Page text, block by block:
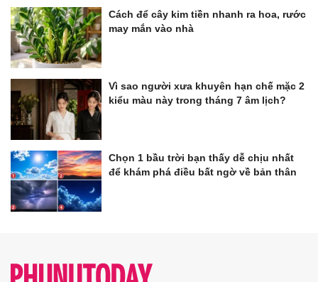
Cách để cây kim tiền nhanh ra hoa, rước
may mắn vào nhà
Vì sao người xưa khuyên hạn chế mặc 2
kiểu màu này trong tháng 7 âm lịch?
Chọn 1 bầu trời bạn thấy dễ chịu nhất
để khám phá điều bất ngờ về bản thân